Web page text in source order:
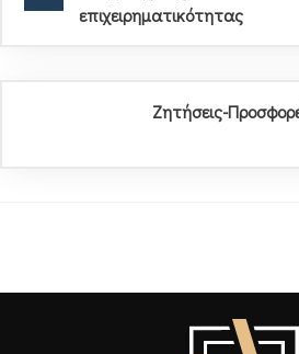
επιχειρηματικότητας
Ζητήσεις-